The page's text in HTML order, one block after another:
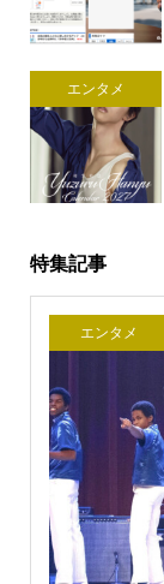
エンタメ
特集記事
エンタメ